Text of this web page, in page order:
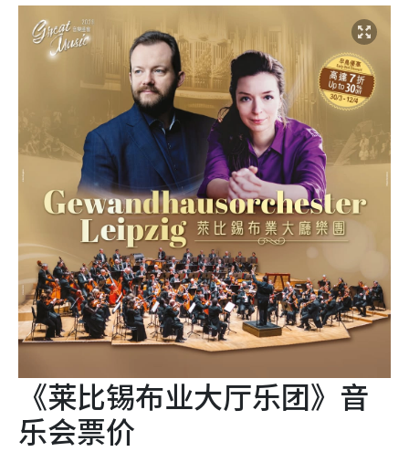
《莱比锡布业大厅乐团》音
乐会票价